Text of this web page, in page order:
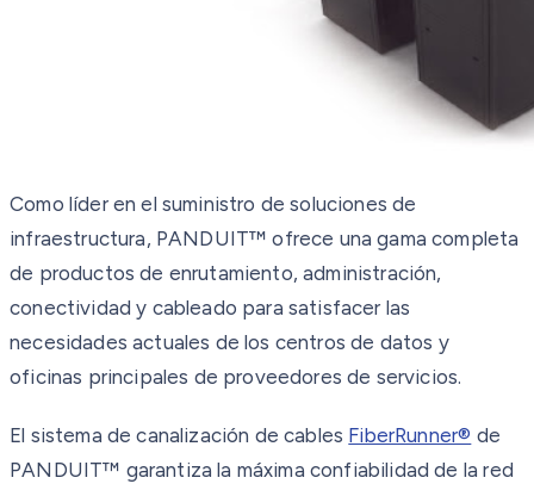
Como líder en el suministro de soluciones de
infraestructura, PANDUIT™ ofrece una gama completa
de productos de enrutamiento, administración,
conectividad y cableado para satisfacer las
necesidades actuales de los centros de datos y
oficinas principales de proveedores de servicios.
El sistema de canalización de cables FiberRunner® de
PANDUIT™ garantiza la máxima confiabilidad de la red